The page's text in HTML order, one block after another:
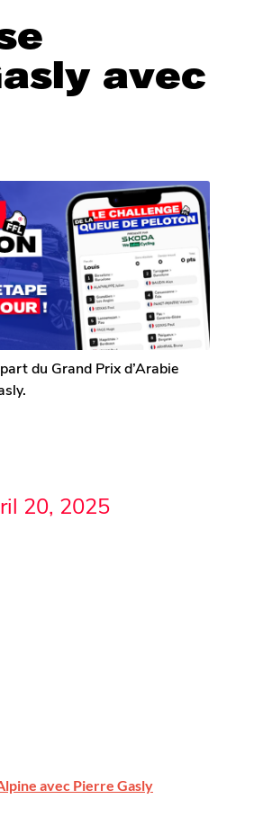
avec
du Grand Prix d’Arabie
20, 2025
avec Pierre Gasly